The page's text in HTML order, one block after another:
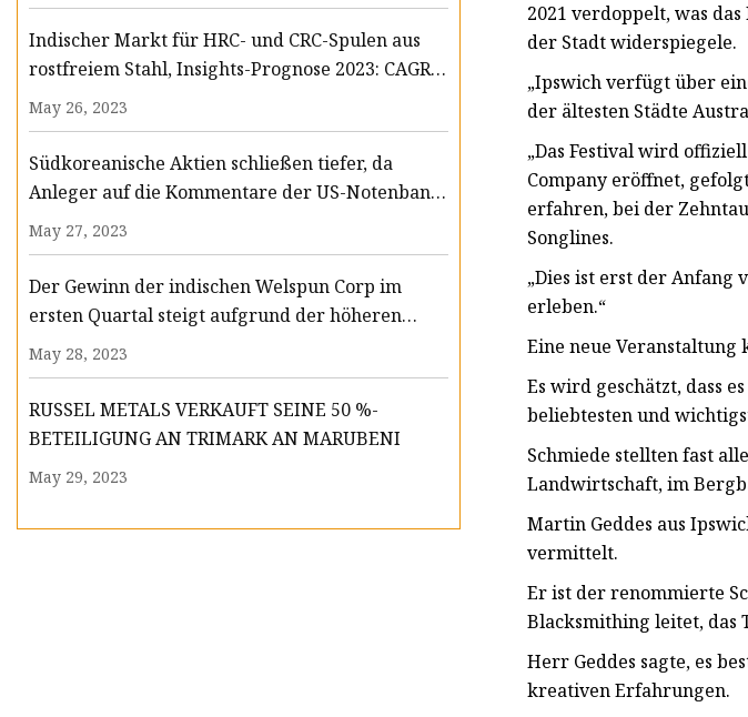
Indischer Markt für HRC- und CRC-Spulen aus
rostfreiem Stahl, Insights-Prognose 2023: CAGR
von 8,2 % beim Umsatz und 8,4 % beim Volumen
bis 2033
May 26, 2023
Südkoreanische Aktien schließen tiefer, da
Anleger auf die Kommentare der US-Notenbank
May 27, 2023
Der Gewinn der indischen Welspun Corp im
ersten Quartal steigt aufgrund der höheren
Nachfrage nach Leitungsrohren
May 28, 2023
RUSSEL METALS VERKAUFT SEINE 50 %-
BETEILIGUNG AN TRIMARK AN MARUBENI
May 29, 2023
2021 verdoppelt, was
der Stadt widerspiegele.
„Ipswich verfügt über
der ältesten Städte
„Das Festival wird
Company eröffnet,
erfahren, bei der
Songlines.
„Dies ist erst der
erleben.“
Eine neue
Es wird geschätzt, dass
beliebtesten und
Schmiede stellten fast
Landwirtschaft, im
Martin Geddes aus
vermittelt.
Er ist der renommierte
Blacksmithing leitet, das
Herr Geddes sagte, es
kreativen Erfahrungen.